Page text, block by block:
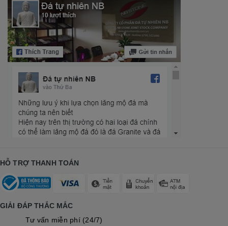
HỖ TRỢ THANH TOÁN
GIẢI ĐÁP THẮC MẮC
Tư vấn miễn phí (24/7)